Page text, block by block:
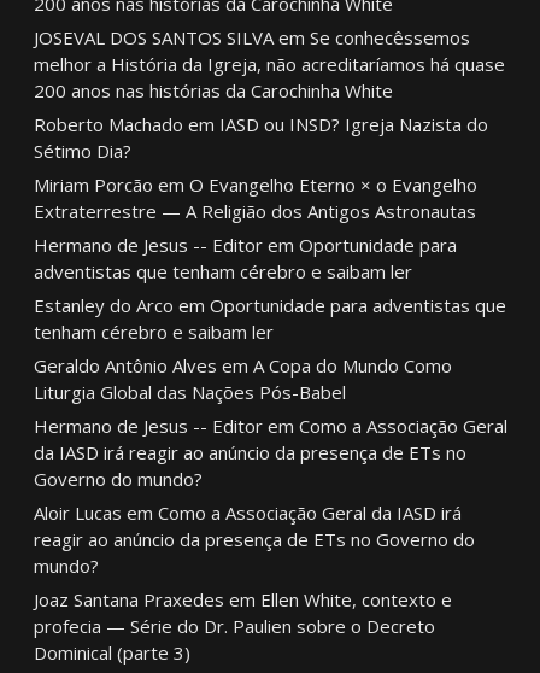
JOSEVAL DOS SANTOS SILVAem Se conhecêssemos
melhor a História da Igreja, não acreditaríamos há quase
200 anos nas histórias da Carochinha White
Roberto Machado em IASD ou INSD? Igreja Nazista do
Sétimo Dia?
Miriam Porcão em O Evangelho Eterno × o Evangelho
Extraterrestre — A Religião dos Antigos Astronautas
Hermano de Jesus -- Editorem Oportunidade para
adventistas que tenham cérebro e saibam ler
Estanley do Arco em Oportunidade para adventistas que
tenham cérebro e saibam ler
Geraldo Antônio Alves em A Copa do Mundo Como
Liturgia Global das Nações Pós-Babel
Hermano de Jesus -- Editorem Como a Associação Geral
da IASD irá reagir ao anúncio da presença de ETs no
Governo do mundo?
Aloir Lucas em Como a Associação Geral da IASD irá
reagir ao anúncio da presença de ETs no Governo do
mundo?
Joaz Santana Praxedes em Ellen White, contexto e
profecia — Série do Dr. Paulien sobre o Decreto
Dominical (parte 3)